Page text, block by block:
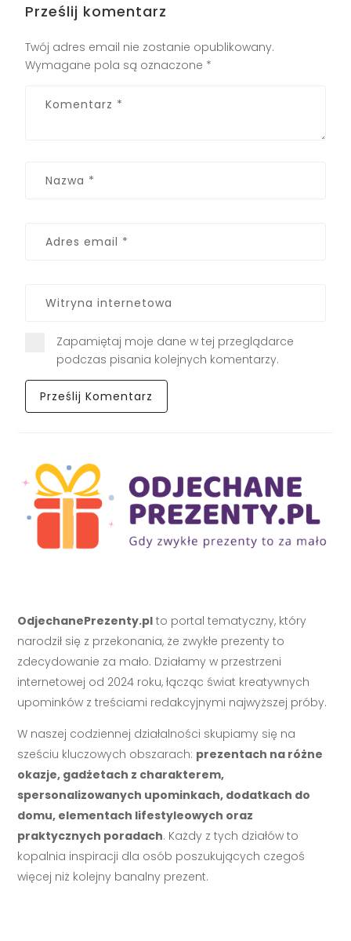
Prześlij komentarz
Twój adres email nie zostanie opublikowany.
Wymagane pola są oznaczone *
Zapamiętaj moje dane w tej przeglądarce
podczas pisania kolejnych komentarzy.
OdjechanePrezenty.pl to portal tematyczny, który
narodził się z przekonania, że zwykłe prezenty to
zdecydowanie za mało. Działamy w przestrzeni
internetowej od 2024 roku, łącząc świat kreatywnych
upominków z treściami redakcyjnymi najwyższej próby.
W naszej codziennej działalności skupiamy się na
sześciu kluczowych obszarach: prezentach na różne
okazje, gadżetach z charakterem,
spersonalizowanych upominkach, dodatkach do
domu, elementach lifestyleowych oraz
praktycznych poradach. Każdy z tych działów to
kopalnia inspiracji dla osób poszukujących czegoś
więcej niż kolejny banalny prezent.